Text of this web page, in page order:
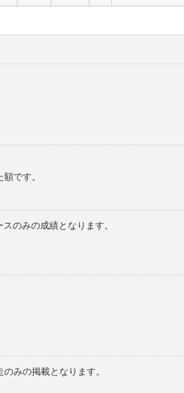
です。
のみの成績となります。
みの掲載となります。